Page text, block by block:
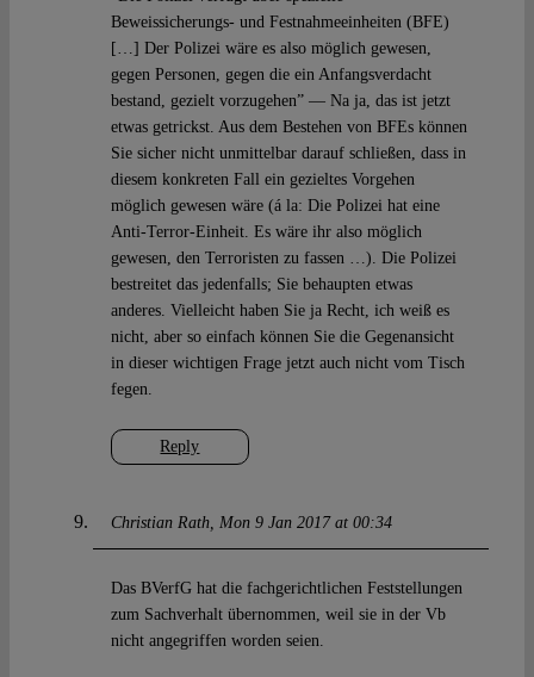
Reply
Beweissicherungs- und Festnahmeeinheiten (BFE)
[…] Der Polizei wäre es also möglich gewesen,
gegen Personen, gegen die ein Anfangsverdacht
bestand, gezielt vorzugehen” — Na ja, das ist jetzt
etwas getrickst. Aus dem Bestehen von BFEs können
Sie sicher nicht unmittelbar darauf schließen, dass in
diesem konkreten Fall ein gezieltes Vorgehen
möglich gewesen wäre (á la: Die Polizei hat eine
Anti-Terror-Einheit. Es wäre ihr also möglich
gewesen, den Terroristen zu fassen …). Die Polizei
bestreitet das jedenfalls; Sie behaupten etwas
anderes. Vielleicht haben Sie ja Recht, ich weiß es
nicht, aber so einfach können Sie die Gegenansicht
in dieser wichtigen Frage jetzt auch nicht vom Tisch
fegen.
Christian Rath Mon 9 Jan 2017 at 00:34
Das BVerfG hat die fachgerichtlichen Feststellungen
zum Sachverhalt übernommen, weil sie in der Vb
nicht angegriffen worden seien.